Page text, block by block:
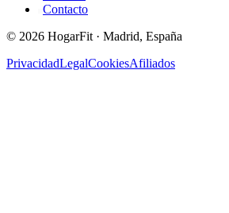
Contacto
© 2026 HogarFit · Madrid, España
PrivacidadLegalCookiesAfiliados